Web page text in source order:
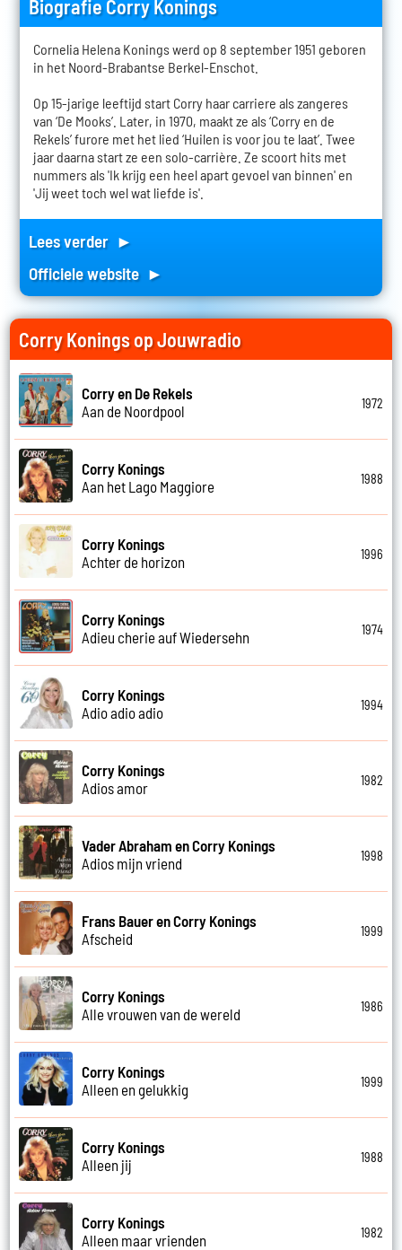
Biografie Corry Konings
Cornelia Helena Konings werd op 8 september 1951 geboren
in het Noord-Brabantse Berkel-Enschot.
Op 15-jarige leeftijd start Corry haar carriere als zangeres
van ‘De Mooks’. Later, in 1970, maakt ze als ‘Corry en de
Rekels’ furore met het lied ‘Huilen is voor jou te laat’. Twee
jaar daarna start ze een solo-carrière. Ze scoort hits met
nummers als 'Ik krijg een heel apart gevoel van binnen' en
'Jij weet toch wel wat liefde is'.
Lees verder ►
Officiele website ►
Corry Konings op Jouwradio
Corry en De Rekels
Aan de Noordpool
1972
Corry Konings
Aan het Lago Maggiore
1988
Corry Konings
Achter de horizon
1996
Corry Konings
Adieu cherie auf Wiedersehn
1974
Corry Konings
Adio adio adio
1994
Corry Konings
Adios amor
1982
Vader Abraham en Corry Konings
Adios mijn vriend
1998
Frans Bauer en Corry Konings
Afscheid
1999
Corry Konings
Alle vrouwen van de wereld
1986
Corry Konings
Alleen en gelukkig
1999
Corry Konings
Alleen jij
1988
Corry Konings
Alleen maar vrienden
1982